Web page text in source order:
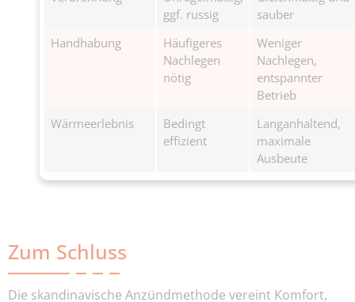
ggf. russig
sauber
Handhabung
Häufigeres
Nachlegen
nötig
Weniger
Nachlegen,
entspannter
Betrieb
Wärmeerlebnis
Bedingt
effizient
Langanhaltend,
maximale
Ausbeute
Zum Schluss
Die skandinavische Anzündmethode vereint Komfort,